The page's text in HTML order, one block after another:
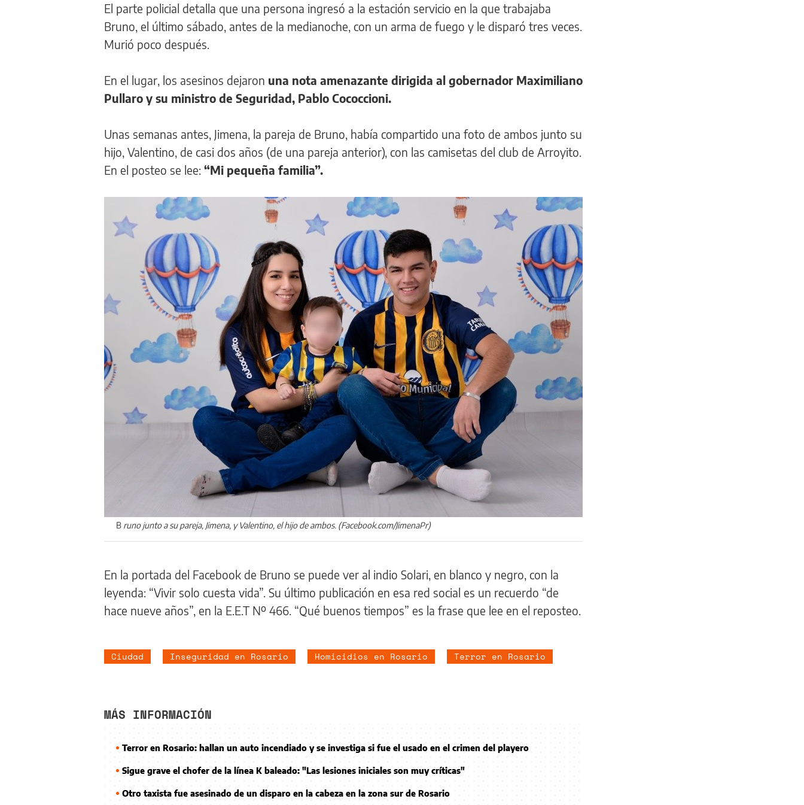
El parte policial detalla que una persona ingresó a la estación servicio en la que trabajaba
Bruno, el último sábado, antes de la medianoche, con un arma de fuego y le disparó tres veces.
Murió poco después.
En el lugar, los asesinos dejaron una nota amenazante dirigida al gobernador Maximiliano
Pullaro y su ministro de Seguridad, Pablo Cococcioni.
Unas semanas antes, Jimena, la pareja de Bruno, había compartido una foto de ambos junto su
hijo, Valentino, de casi dos años (de una pareja anterior), con las camisetas del club de Arroyito.
En el posteo se lee: “Mi pequeña familia”.
B runo junto a su pareja, Jimena, y Valentino, el hijo de ambos. (Facebook.com/JimenaPr)
En la portada del Facebook de Bruno se puede ver al indio Solari, en blanco y negro, con la
leyenda: “Vivir solo cuesta vida”. Su último publicación en esa red social es un recuerdo “de
hace nueve años”, en la E.E.T Nº 466. “Qué buenos tiempos” es la frase que lee en el reposteo.
Ciudad Inseguridad en Rosario Homicidios en Rosario Terror en Rosario
MÁS INFORMACIÓN
Terror en Rosario: hallan un auto incendiado y se investiga si fue el usado en el crimen del playero
Sigue grave el chofer de la línea K baleado: "Las lesiones iniciales son muy críticas"
Otro taxista fue asesinado de un disparo en la cabeza en la zona sur de Rosario